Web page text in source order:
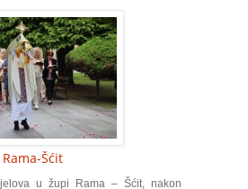
Šćit
u župi Rama – Šćit, nakon